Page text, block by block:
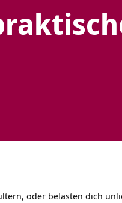
oder belasten dich